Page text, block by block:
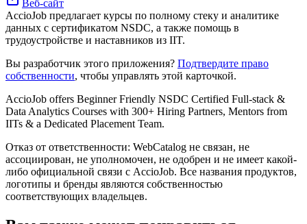
Веб-сайт
AccioJob предлагает курсы по полному стеку и аналитике
данных с сертификатом NSDC, а также помощь в
трудоустройстве и наставников из IIT.
Вы разработчик этого приложения? Подтвердите право
собственности, чтобы управлять этой карточкой.
AccioJob offers Beginner Friendly NSDC Certified Full-stack &
Data Analytics Courses with 300+ Hiring Partners, Mentors from
IITs & a Dedicated Placement Team.
Отказ от ответственности: WebCatalog не связан, не
ассоциирован, не уполномочен, не одобрен и не имеет какой-
либо официальной связи с AccioJob. Все названия продуктов,
логотипы и бренды являются собственностью
соответствующих владельцев.